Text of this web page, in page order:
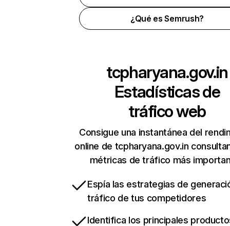
¿Qué es Semrush?
tcpharyana.gov.in
Estadísticas de
tráfico web
Consigue una instantánea del
online de tcpharyana.gov.in
métricas de tráfico más
Espía las estrategias de
tráfico de tus competidores
Identifica los principales